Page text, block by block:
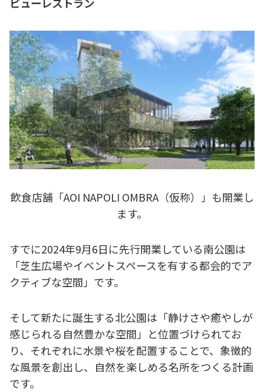
ビューレストラン
飲食店舗「AOI NAPOLI OMBRA（仮称）」も開業し
ます。
すでに2024年9月6日に先行開業している南公園は
「芝生広場やイベントスペースを有する都会的でア
クティブな空間」です。
そして新たに誕生する北公園は「静けさや癒やしが
感じられる自然豊かな空間」と位置づけられてお
り、それぞれに水景や桜を配置することで、象徴的
な風景を創出し、自然を楽しめる名所をつくる計画
です。